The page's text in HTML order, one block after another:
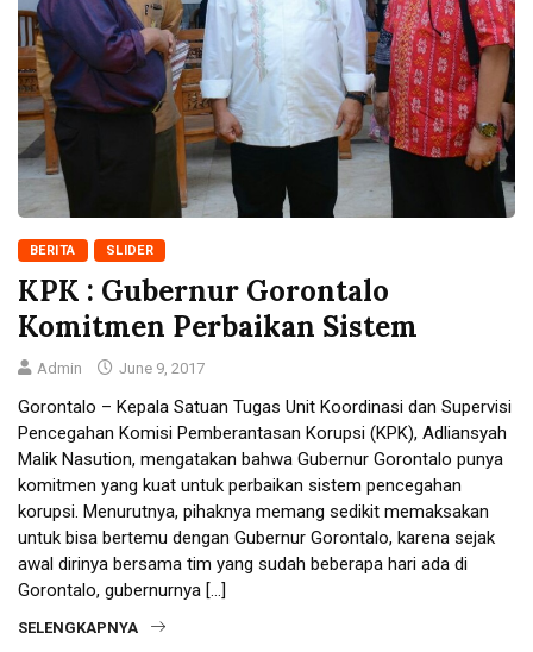
BERITA SLIDER
KPK : Gubernur Gorontalo
Komitmen Perbaikan Sistem
Admin June 9, 2017
Gorontalo – Kepala Satuan Tugas Unit Koordinasi dan Supervisi
Pencegahan Komisi Pemberantasan Korupsi (KPK), Adliansyah
Malik Nasution, mengatakan bahwa Gubernur Gorontalo punya
komitmen yang kuat untuk perbaikan sistem pencegahan
korupsi. Menurutnya, pihaknya memang sedikit memaksakan
untuk bisa bertemu dengan Gubernur Gorontalo, karena sejak
awal dirinya bersama tim yang sudah beberapa hari ada di
Gorontalo, gubernurnya […]
SELENGKAPNYA